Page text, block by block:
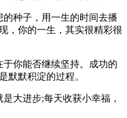
种子，用一生的时间去播
，你的一生，其实很精彩很
你能否继续坚持。成功的
默默积淀的过程。
大进步;每天收获小幸福，